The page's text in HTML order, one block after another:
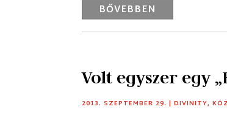
BŐVEBBEN
Volt egyszer egy
2013. SZEPTEMBER 29. |DIVINITY,